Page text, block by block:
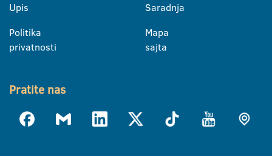
Upis
Politika
privatnosti
Saradnja
Mapa
sajta
Pratite nas